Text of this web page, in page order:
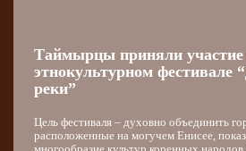
Таймырцы приняли участие
этнокультурном фестивале
реки”
Цель фестиваля – духовно объединить
расположенные на могучем Енисее,